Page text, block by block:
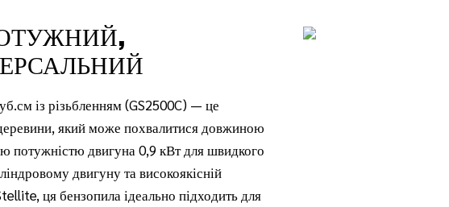
із різьбленням (GS2500C) — це
який може похвалитися довжиною
двигуна 0,9 кВт для швидкого
двигуну та високоякісній
ця бензопила ідеально підходить для